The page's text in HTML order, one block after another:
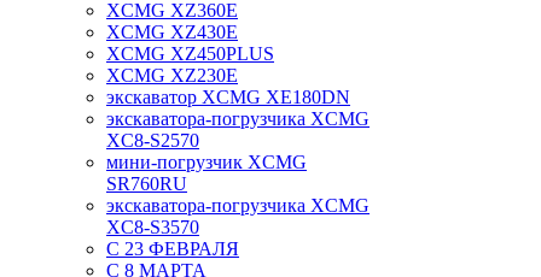
XCMG XZ360E
XCMG XZ430E
XCMG XZ450PLUS
XCMG XZ230E
экскаватор XCMG XE180DN
экскаватора-погрузчика XCMG
XC8-S2570
мини-погрузчик XCMG
SR760RU
экскаватора-погрузчика XCMG
XC8-S3570
С 23 ФЕВРАЛЯ
С 8 МАРТА